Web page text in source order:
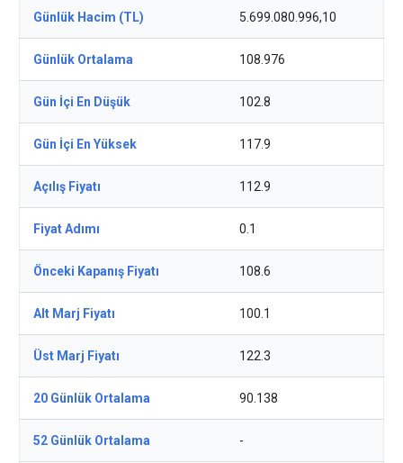
Günlük Hacim (TL) 5.699.080.996,10
Günlük Ortalama 108.976
Gün İçi En Düşük 102.8
Gün İçi En Yüksek 117.9
Açılış Fiyatı 112.9
Fiyat Adımı 0.1
Önceki Kapanış Fiyatı 108.6
Alt Marj Fiyatı 100.1
Üst Marj Fiyatı 122.3
20 Günlük Ortalama 90.138
52 Günlük Ortalama -